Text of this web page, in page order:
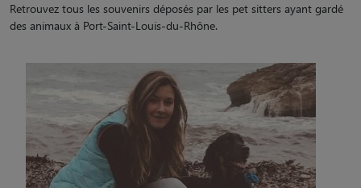
Retrouvez tous les souvenirs déposés par les pet sitters ayant gardé
des animaux à Port-Saint-Louis-du-Rhône.